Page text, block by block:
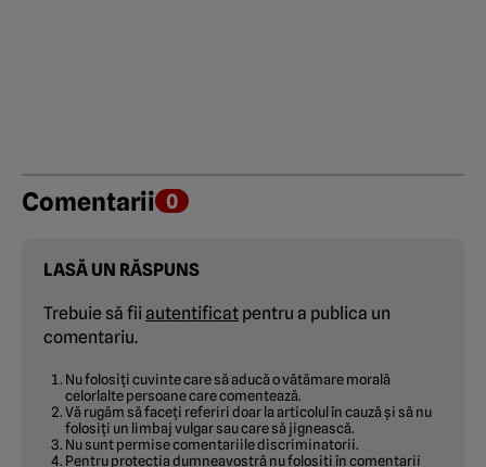
Comentarii 0
LASĂ UN RĂSPUNS
Trebuie să fii autentificat pentru a publica un
comentariu.
Nu folosiți cuvinte care să aducă o vătămare morală
celorlalte persoane care comentează.
Vă rugăm să faceți referiri doar la articolul în cauză și să nu
folosiți un limbaj vulgar sau care să jignească.
Nu sunt permise comentariile discriminatorii.
Pentru protecția dumneavostră nu folosiți în comentarii